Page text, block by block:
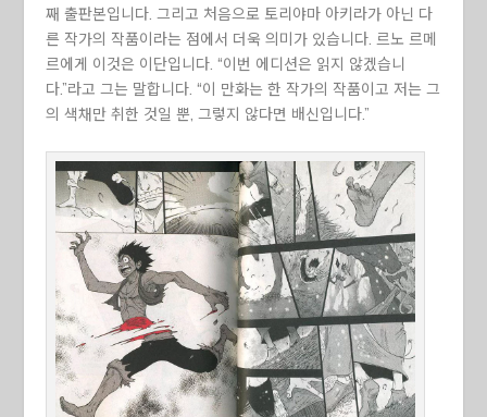
째 출판본입니다. 그리고 처음으로 토리야마 아키라가 아닌 다
른 작가의 작품이라는 점에서 더욱 의미가 있습니다. 르노 르메
르에게 이것은 이단입니다. “이번 에디션은 읽지 않겠습니
다.”라고 그는 말합니다. “이 만화는 한 작가의 작품이고 저는 그
의 색채만 취한 것일 뿐, 그렇지 않다면 배신입니다.”